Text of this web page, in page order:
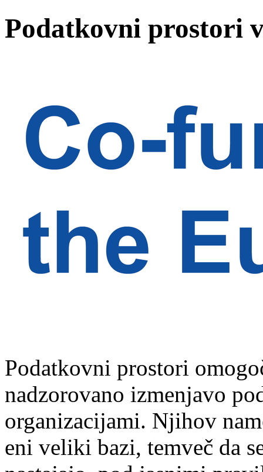
Podatkovni prostori
Podatkovni prostori
nadzorovano izmenjavo
organizacijami. Njihov
eni veliki bazi, temveč da